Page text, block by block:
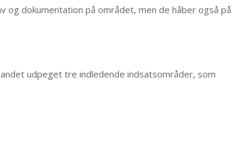
og dokumentation på området, men de håber også på
udpeget tre indledende indsatsområder, som